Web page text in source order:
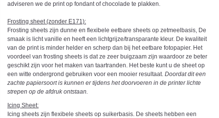
adviseren we de print op fondant of chocolade te plakken.
Frosting sheet (zonder E171):
Frosting sheets zijn dunne en flexibele eetbare sheets op zetmeelbasis, De
smaak is licht vanille en heeft een lichtgrijze/transparante kleur. De kwaliteit
van de print is minder helder en scherp dan bij het eetbare fotopapier. Het
voordeel van frosting sheets is dat ze zeer buigzaam zijn waardoor ze beter
geschikt zijn voor het maken van taartranden. Het beste kunt u de sheet op
een witte ondergrond gebruiken voor een mooier resultaat. Doordat dit een
zachte papiersoort is kunnen er tijdens het doorvoeren in de printer lichte
strepen op de afdruk ontstaan.
Icing Sheet:
Icing sheets zijn flexibele sheets op suikerbasis. De sheets hebben een